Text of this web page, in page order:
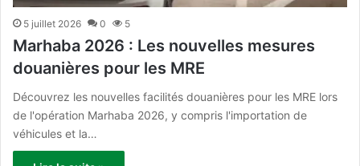
5 juillet 2026 0 5
Marhaba 2026 : Les nouvelles mesures
douanières pour les MRE
Découvrez les nouvelles facilités douanières pour les MRE lors
de l'opération Marhaba 2026, y compris l'importation de
véhicules et la…